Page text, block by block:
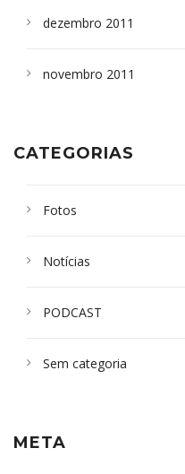
dezembro 2011
novembro 2011
CATEGORIAS
Fotos
Notícias
PODCAST
Sem categoria
META